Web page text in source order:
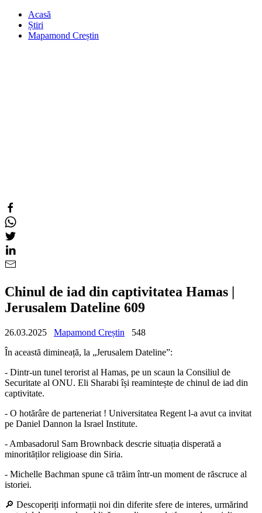
Acasă
Știri
Mapamond Creștin
Chinul de iad din captivitatea Hamas |
Jerusalem Dateline 609
26.03.2025 Mapamond Creștin
548
În această dimineață, la „Jerusalem Dateline”:
- Dintr-un tunel terorist al Hamas, pe un scaun la Consiliul de
Securitate al ONU. Eli Sharabi își reamintește de chinul de iad din
captivitate.
- O hotărâre de parteneriat ! Universitatea Regent l-a avut ca invitat
pe Daniel Dannon la Israel Institute.
- Ambasadorul Sam Brownback descrie situația disperată a
minorităților religioase din Siria.
- Michelle Bachman spune că trăim într-un moment de răscruce al
istoriei.
🔎 Descoperiți informații noi din diferite sfere de interes, urmărind